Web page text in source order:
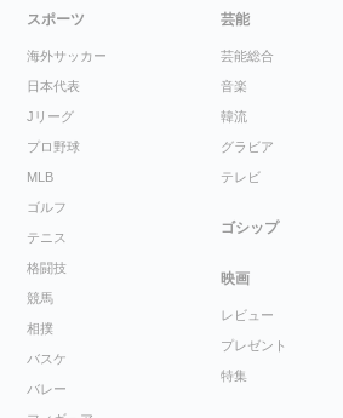
スポーツ
海外サッカー
日本代表
Jリーグ
プロ野球
MLB
ゴルフ
テニス
格闘技
競馬
相撲
バスケ
バレー
芸能
芸能総合
音楽
韓流
グラビア
テレビ
ゴシップ
映画
レビュー
プレゼント
特集